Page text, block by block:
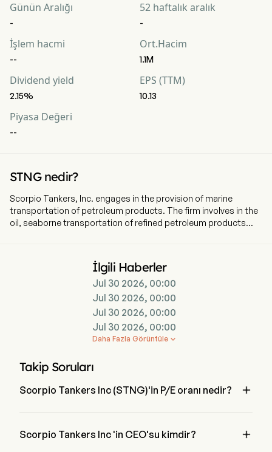
Günün Aralığı
-
52 haftalık aralık
-
İşlem hacmi
--
Ort.Hacim
1.1M
Dividend yield
2.15%
EPS (TTM)
10.13
Piyasa Değeri
--
STNG nedir?
Scorpio Tankers, Inc. engages in the provision of marine
transportation of petroleum products. The firm involves in the
oil, seaborne transportation of refined petroleum products
MR (Medium Range), Long Range 1 (LR1)/Panamax and Long
Range 2 (LR2)/Aframax. The company consists of 113 wholly
owned, finance leased or bareboat chartered-in tankers (39
LR2, 60 MR and 14 Handymax). The segments represent a
different type of vessel being around 110 with which it operates
with the smaller and bigger type of ships that include
Handymax, MR, LR1 and LR2 under its own ownership as well as
finance, leased or chartered in.
İlgili Haberler
Jul 30 2026, 00:00
Jul 30 2026, 00:00
Jul 30 2026, 00:00
Jul 30 2026, 00:00

Daha Fazla Görüntüle
Takip Soruları
Scorpio Tankers Inc (STNG)'in P/E oranı nedir? 
Scorpio Tankers Inc 'in CEO'su kimdir? 